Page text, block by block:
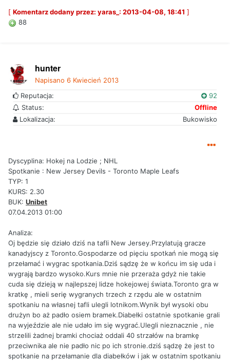
[ Komentarz dodany przez: yaras_: 2013-04-08, 18:41 ]
88
hunter
Napisano 6 Kwiecień 2013
Reputacja:
92
Status:
Offline
Lokalizacja:
Bukowisko
Dyscyplina: Hokej na Lodzie ; NHL
Spotkanie : New Jersey Devils - Toronto Maple Leafs
TYP: 1
KURS: 2.30
BUK: Unibet
07.04.2013 01:00
Analiza:
Oj będzie się działo dziś na tafli New Jersey.Przylatują gracze
kanadyjscy z Toronto.Gospodarze od pięciu spotkań nie mogą się
przełamać i wygrac spotkania.Dziś sądzę że w końcu im się uda i
wygrają bardzo wysoko.Kurs mnie nie przeraża gdyż nie takie
cuda się dzieją w najlepszej lidze hokejowej świata.Toronto gra w
kratkę , mieli serię wygranych trzech z rzędu ale w ostatnim
spotkaniu na własnej tafli ulegli lotnikom.Wynik był wysoki obu
drużyn bo aż padło osiem bramek.Diabełki ostatnie spotkanie grali
na wyjeździe ale nie udało im się wygrać.Ulegli nieznacznie , nie
strzelili żadnej bramki chociaż oddali 40 strzałów na bramkę
przeciwnika ale nie padło nic po ich stronie.dziś sądzę że jest to
spotkanie na przełamanie dla diabełków i jak w ostatnim spotkaniu